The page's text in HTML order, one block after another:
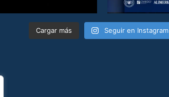
Cargar más Seguir en Instagram